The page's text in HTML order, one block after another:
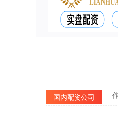
国内配资公司